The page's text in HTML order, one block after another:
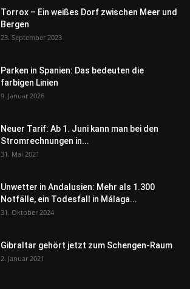
Torrox – Ein weißes Dorf zwischen Meer und
Bergen
23. September 2023
Parken in Spanien: Das bedeuten die
farbigen Linien
9. Januar 2026
Neuer Tarif: Ab 1. Juni kann man bei den
Stromrechnungen in...
31. Mai 2021
Unwetter in Andalusien: Mehr als 1.300
Notfälle, ein Todesfall in Málaga...
31. Oktober 2024
Gibraltar gehört jetzt zum Schengen-Raum
2. Januar 2021